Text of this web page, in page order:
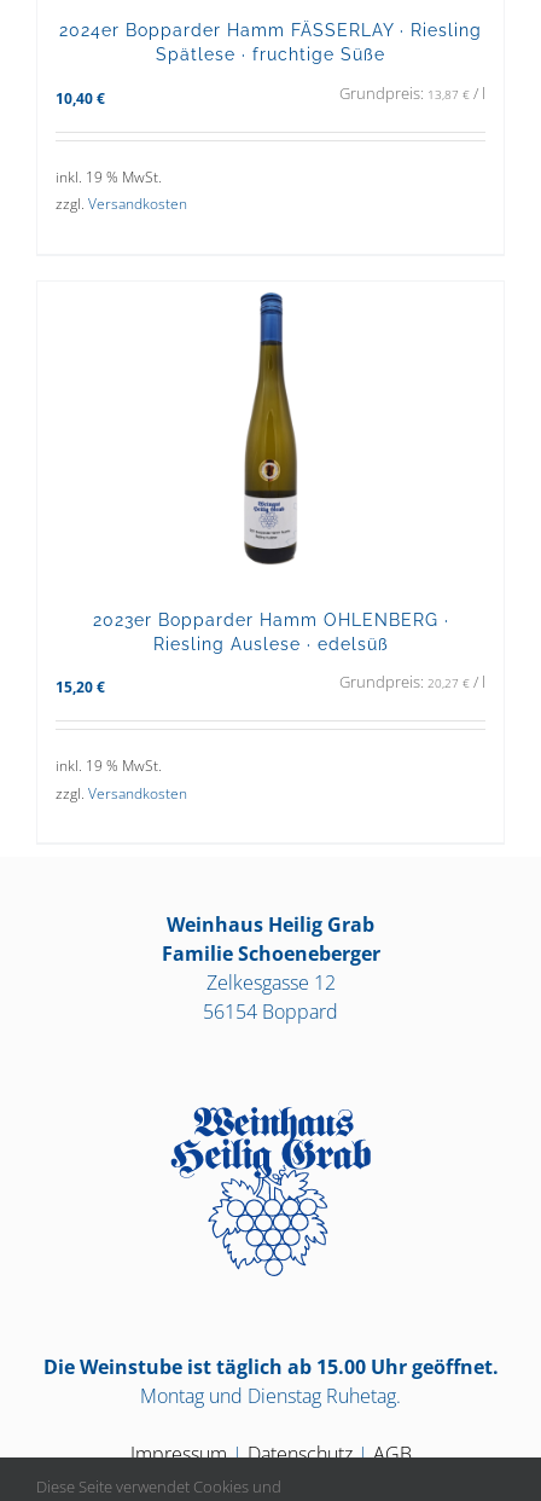
2024er Bopparder Hamm FÄSSERLAY · Riesling
Spätlese · fruchtige Süße
10,40 € Grundpreis: 13,87 € / l
inkl. 19 % MwSt.
zzgl. Versandkosten
2023er Bopparder Hamm OHLENBERG ·
Riesling Auslese · edelsüß
15,20 € Grundpreis: 20,27 € / l
inkl. 19 % MwSt.
zzgl. Versandkosten
Weinhaus Heilig Grab
Familie Schoeneberger
Zelkesgasse 12
56154 Boppard
Die Weinstube ist täglich ab 15.00 Uhr geöffnet.
Montag und Dienstag Ruhetag.
Impressum|Datenschutz|AGB
Diese Seite verwendet Cookies und